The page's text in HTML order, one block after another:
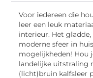
Voor iedereen die
leer een leuk
interieur. Het
moderne sfeer in
mogelijkheden! Hou
landelijke uitstraling
(licht)bruin kalfsleer